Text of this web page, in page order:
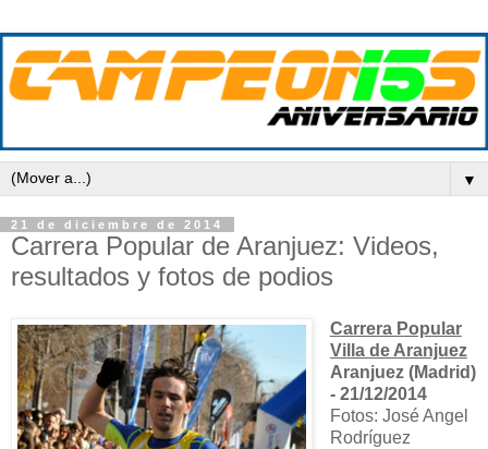
▼
21 de diciembre de 2014
Carrera Popular de Aranjuez: Videos,
resultados y fotos de podios
Carrera Popular
Villa de Aranjuez
Aranjuez (Madrid)
- 21/12/2014
Fotos: José Angel
Rodríguez